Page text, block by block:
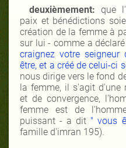
deuxièmement: que
paix et bénédictions
création de la femme à
sur lui - comme a
craignez votre
être, et a créé de celui-ci
nous dirige vers le fond
la femme, il s'agit d'une
et de convergence,
femme est de
puissant - a dit " vous
famille d'imran 195).